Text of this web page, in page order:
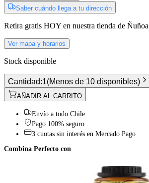
Saber cuándo llega a tu dirección
Retira gratis HOY en nuestra tienda de Ñuñoa
Ver mapa y horarios
Stock disponible
Cantidad:1(Menos de 10 disponibles)
AÑADIR AL CARRITO
Envío a todo Chile
Pago 100% seguro
3 cuotas sin interés en Mercado Pago
Combina Perfecto con